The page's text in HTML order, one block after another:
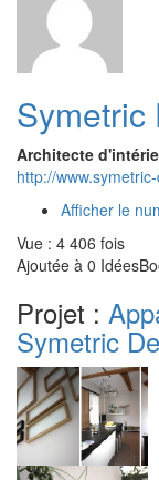
Symetric
Architecte
http://
Afficher le
Vue : 4 406 fois
Ajoutée à 0
Projet :
Symetric